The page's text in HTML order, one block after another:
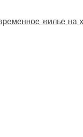
жилье на